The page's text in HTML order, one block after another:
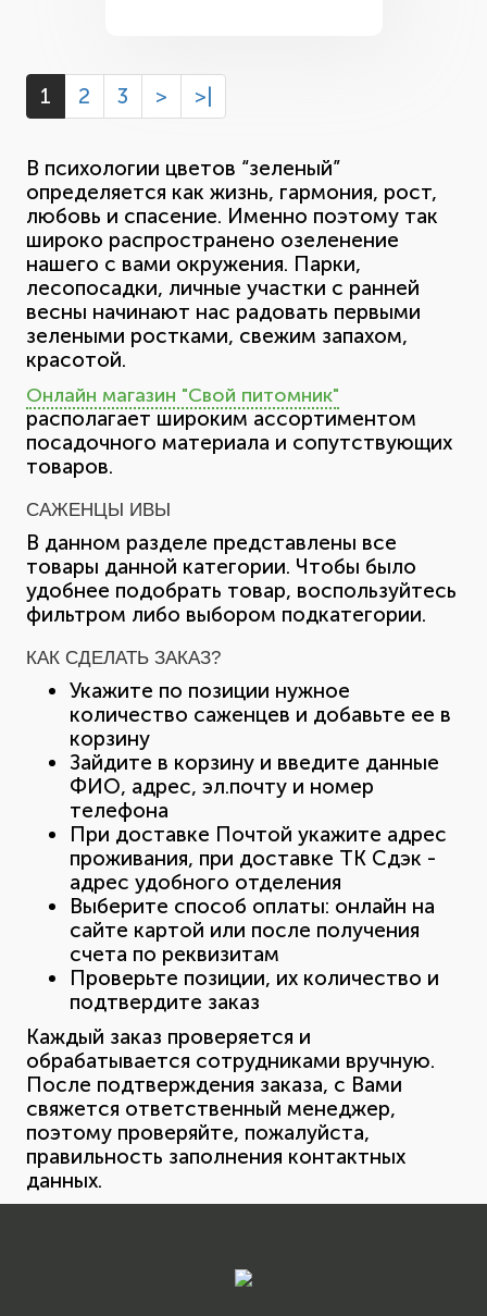
1 2 3 > >|
В психологии цветов “зеленый”
определяется как жизнь, гармония, рост,
любовь и спасение. Именно поэтому так
широко распространено озеленение
нашего с вами окружения. Парки,
лесопосадки, личные участки с ранней
весны начинают нас радовать первыми
зелеными ростками, свежим запахом,
красотой.
Онлайн магазин "Свой питомник"
располагает широким ассортиментом
посадочного материала и сопутствующих
товаров.
САЖЕНЦЫ ИВЫ
В данном разделе представлены все
товары данной категории. Чтобы было
удобнее подобрать товар, воспользуйтесь
фильтром либо выбором подкатегории.
КАК СДЕЛАТЬ ЗАКАЗ?
Укажите по позиции нужное
количество саженцев и добавьте ее в
корзину
Зайдите в корзину и введите данные
ФИО, адрес, эл.почту и номер
телефона
При доставке Почтой укажите адрес
проживания, при доставке ТК Сдэк -
адрес удобного отделения
Выберите способ оплаты: онлайн на
сайте картой или после получения
счета по реквизитам
Проверьте позиции, их количество и
подтвердите заказ
Каждый заказ проверяется и
обрабатывается сотрудниками вручную.
После подтверждения заказа, с Вами
свяжется ответственный менеджер,
поэтому проверяйте, пожалуйста,
правильность заполнения контактных
данных.